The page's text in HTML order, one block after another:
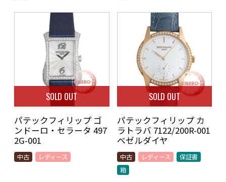
SOLD OUT
パテックフィリップ ゴ
ンドーロ・セラータ 497
2G-001
中古 レディース
SOLD OUT
パテックフィリップ カ
ラトラバ 7122/200R-001
ベゼルダイヤ
中古 レディース
保証書
箱